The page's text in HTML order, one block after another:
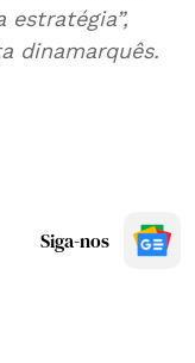
estratégia”,
dinamarquês.
Siga-nos